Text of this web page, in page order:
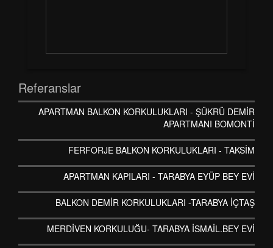
Referanslar
APARTMAN BALKON KORKULUKLARI - ŞÜKRÜ DEMİR
APARTMANI BOMONTİ
FERFORJE BALKON KORKULUKLARI - TAKSİM
APARTMAN KAPILARI - TARABYA EYÜP BEY EVİ
BALKON DEMİR KORKULUKLARI -TARABYA İÇTAŞ
MERDİVEN KORKULUĞU- TARABYA İSMAİL.BEY EVİ